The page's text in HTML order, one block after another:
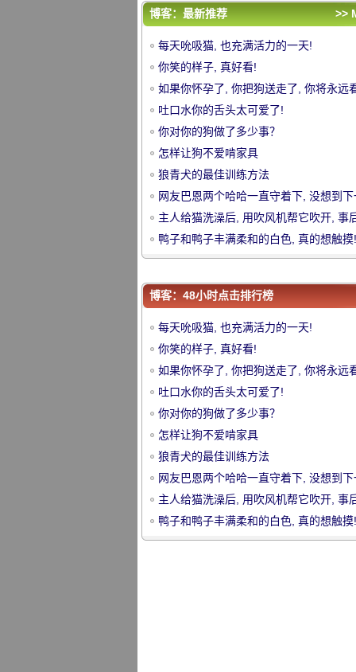
中
华
宠
评论排行
到这样的爱情场面。
吐口水你的舌头太可爱了!
你对你的狗做了多少事？
怎样让狗不爱啃家具
狼青犬的最佳训练方法
网友巴恩两个哈哈一直守着下, 没想到下
居然.....。[接受悲伤]
主人给猫洗澡后, 用吹风机帮它吹开, 事
想到......。杀了你的同伙!
鸭子和鸭子丰满柔和的白色, 真的想触
博客：最新推荐 >>
每天吮吸猫, 也充满活力的一天!
你笑的样子, 真好看!
如果你怀孕了, 你把狗送走了, 你将永远
到这样的爱情场面。
吐口水你的舌头太可爱了!
你对你的狗做了多少事？
怎样让狗不爱啃家具
狼青犬的最佳训练方法
网友巴恩两个哈哈一直守着下, 没想到
居然.....。[接受悲伤]
主人给猫洗澡后, 用吹风机帮它吹开, 事
想到......。杀了你的同伙!
鸭子和鸭子丰满柔和的白色, 真的想触摸!
博客：48小时点击排行榜
每天吮吸猫, 也充满活力的一天!
你笑的样子, 真好看!
如果你怀孕了, 你把狗送走了, 你将永远
到这样的爱情场面。
吐口水你的舌头太可爱了!
你对你的狗做了多少事？
怎样让狗不爱啃家具
狼青犬的最佳训练方法
网友巴恩两个哈哈一直守着下, 没想到
居然.....。[接受悲伤]
主人给猫洗澡后, 用吹风机帮它吹开, 事
想到......。杀了你的同伙!
鸭子和鸭子丰满柔和的白色, 真的想触摸!